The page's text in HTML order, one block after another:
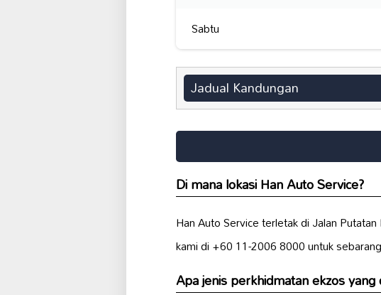
Sabtu
Jadual Kandungan
Di mana lokasi Han Auto Service?
Han Auto Service terletak di Jalan
kami di +60 11-2006 8000 untuk
Apa jenis perkhidmatan ekzos